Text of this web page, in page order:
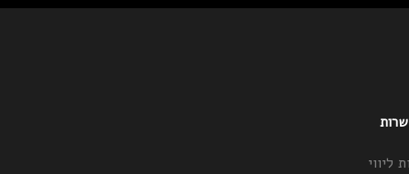
שרות
ליווי